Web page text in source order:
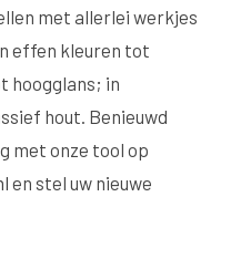
met allerlei werkjes
effen kleuren tot
hoogglans; in
hout. Benieuwd
met onze tool op
en stel uw nieuwe